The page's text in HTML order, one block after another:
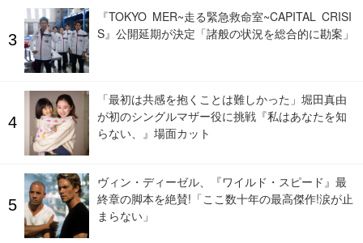
『TOKYO MER~走る緊急救命室~CAPITAL CRISI
S』公開延期が決定「諸般の状況を総合的に勘案」
「最初は共感を抱くことは難しかった」堀田真由
が初のシングルマザー役に挑戦『私はあなたを知
らない、』場面カット
ヴィン・ディーゼル、『ワイルド・スピード』最
終章の脚本を絶賛!「ここ数十年の最高傑作!涙が止
まらない」